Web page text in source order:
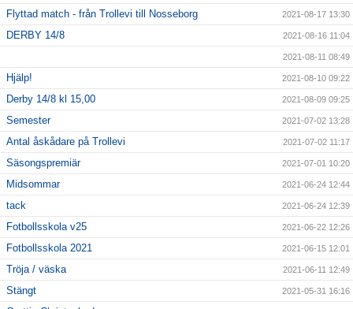
Flyttad match - från Trollevi till Nosseborg 2021-08-17 13:30
DERBY 14/8 2021-08-16 11:04
2021-08-11 08:49
Hjälp! 2021-08-10 09:22
Derby 14/8 kl 15,00 2021-08-09 09:25
Semester 2021-07-02 13:28
Antal åskådare på Trollevi 2021-07-02 11:17
Säsongspremiär 2021-07-01 10:20
Midsommar 2021-06-24 12:44
tack 2021-06-24 12:39
Fotbollsskola v25 2021-06-22 12:26
Fotbollsskola 2021 2021-06-15 12:01
Tröja / väska 2021-06-11 12:49
Stängt 2021-05-31 16:16